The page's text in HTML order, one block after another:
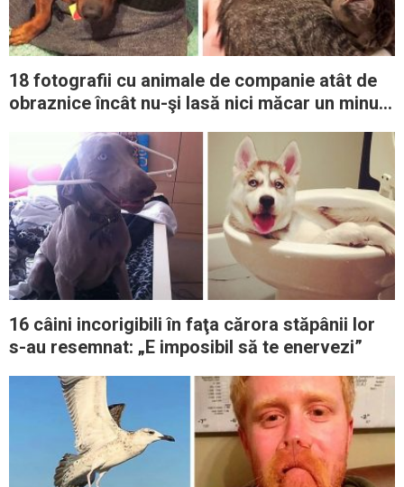
18 fotografii cu animale de companie atât de
obraznice încât nu-şi lasă nici măcar un minut
16 câini incorigibili în faţa cărora stăpânii lor
s-au resemnat: „E imposibil să te enervezi”